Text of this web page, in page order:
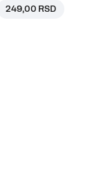
249,00 RSD